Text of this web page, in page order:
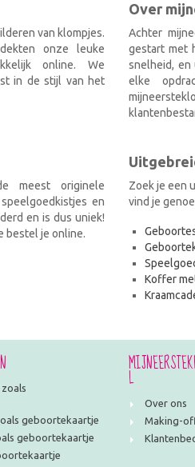
van klompjes.
onze leuke
online. We
in de stijl van het
Over
Achter
gestart met
snelheid, en
elke
meest originele
en
en is dus uniek!
bestel je online.
Zoek je een
vind je
Koffer
geboortekaartje
geboortekaartje
L
Over ons
Making-